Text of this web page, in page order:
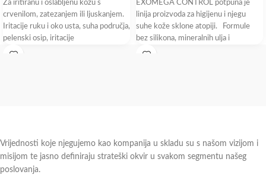
Za iritiranu i oslabljenu kožu s
crvenilom, zatezanjem ili ljuskanjem.
Iritacije ruku i oko usta, suha područja,
pelenski osip, iritacije
EXOMEGA CONTROL potpuna je
linija proizvoda za higijenu i njegu
suhe kože sklone atopiji. Formule
bez silikona, mineralnih ulja i
Vrijednosti koje njegujemo kao kompanija u skladu su s našom vizijom i
misijom te jasno definiraju strateški okvir u svakom segmentu našeg
poslovanja.